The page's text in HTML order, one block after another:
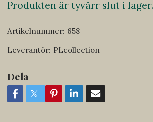
Produkten är tyvärr slut i lager.
Artikelnummer: 658
Leverantör: PLcollection
Dela